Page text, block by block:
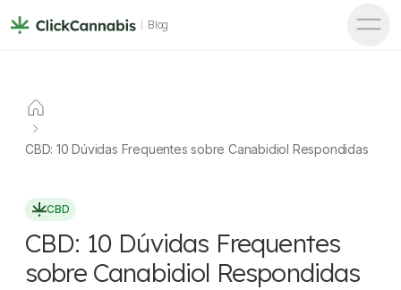
Blog
CBD: 10 Dúvidas Frequentes sobre Canabidiol Respondidas
CBD
CBD: 10 Dúvidas Frequentes
sobre Canabidiol Respondidas